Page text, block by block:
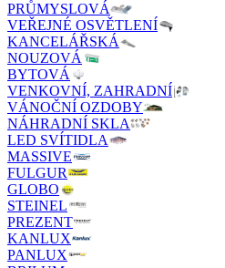
PRŮMYSLOVÁ
VEŘEJNÉ OSVĚTLENÍ
KANCELÁŘSKÁ
NOUZOVÁ
BYTOVÁ
VENKOVNÍ, ZAHRADNÍ
VÁNOČNÍ OZDOBY
NÁHRADNÍ SKLA
LED SVÍTIDLA
MASSIVE
FULGUR
GLOBO
STEINEL
PREZENT
KANLUX
PANLUX